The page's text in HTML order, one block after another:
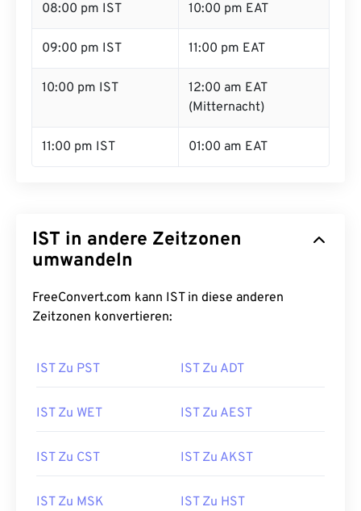
08:00 pm IST 10:00 pm EAT
09:00 pm IST 11:00 pm EAT
10:00 pm IST
12:00 am EAT
(Mitternacht)
11:00 pm IST 01:00 am EAT
IST in andere Zeitzonen
umwandeln
FreeConvert.com kann IST in diese anderen
Zeitzonen konvertieren:
IST Zu PST IST Zu ADT
IST Zu WET IST Zu AEST
IST Zu CST IST Zu AKST
IST Zu MSK IST Zu HST